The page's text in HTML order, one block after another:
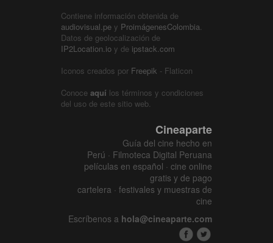
Contiene información obtenida de
audiovisual.pe y ProimágenesColombia.
Datos de geolocalización de
IP2Location.io y de ipstack.com
Iconos creados por Freepik - Flaticon
Conoce aquí los términos y condiciones
del uso de este sitio web.
Cineaparte
Guía del cine hecho en
Perú · Filmoteca Digital Peruana
películas en español · cine online
gratis y de pago
cartelera · festivales y muestras de
cine
Escríbenos a hola@cineaparte.com